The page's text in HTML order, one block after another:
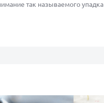
так называемого